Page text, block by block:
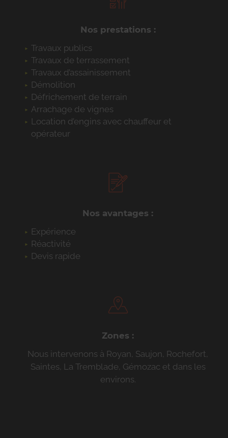
Nos prestations :
Travaux publics
Travaux de terrassement
Travaux d’assainissement
Démolition
Défrichement de terrain
Arrachage de vignes
Location d’engins avec chauffeur et
opérateur
Nos avantages :
Expérience
Réactivité
Devis rapide
Zones :
Nous intervenons à Royan, Saujon, Rochefort,
Saintes, La Tremblade, Gémozac et dans les
environs.